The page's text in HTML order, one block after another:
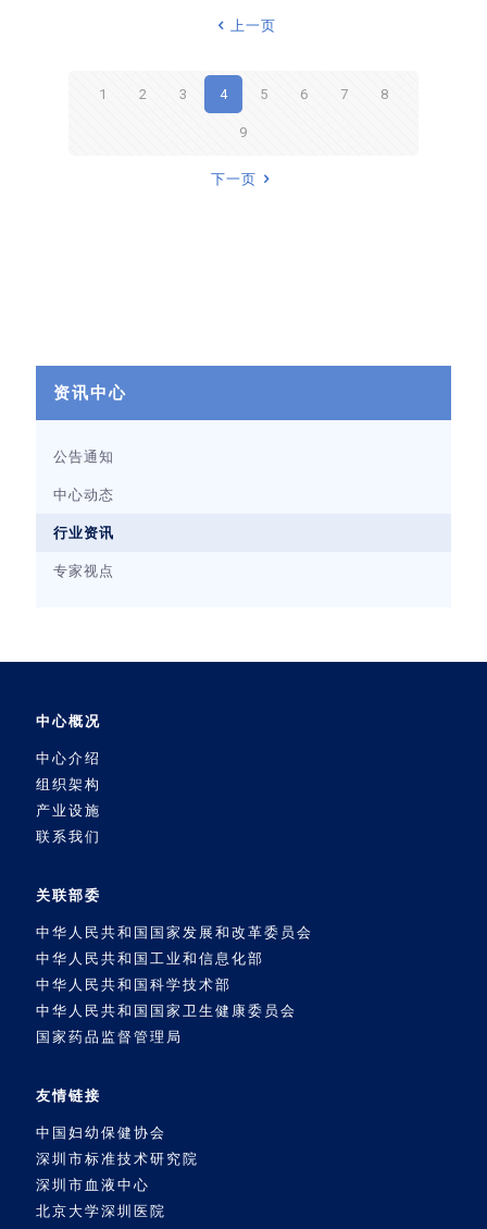
上一页
1 2 3 4 5 6 7 8
9
下一页
资讯中心
公告通知
中心动态
行业资讯
专家视点
中心概况
中心介绍
组织架构
产业设施
联系我们
关联部委
中华人民共和国国家发展和改革委员会
中华人民共和国工业和信息化部
中华人民共和国科学技术部
中华人民共和国国家卫生健康委员会
国家药品监督管理局
友情链接
中国妇幼保健协会
深圳市标准技术研究院
深圳市血液中心
北京大学深圳医院